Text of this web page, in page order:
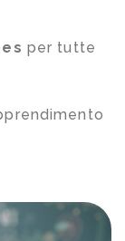
per tutte